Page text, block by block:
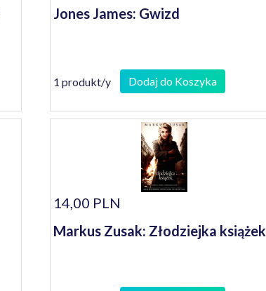
Jones James: Gwizd
1 produkt/y Dodaj do Koszyka
14,00 PLN
Markus Zusak: Złodziejka książek